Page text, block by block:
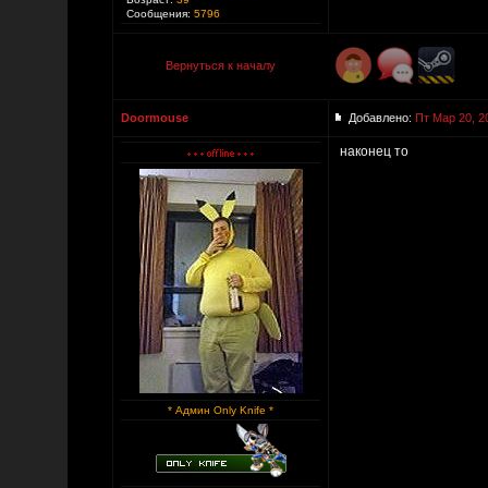
Сообщения: 5796
Вернуться к началу
Doormouse Добавлено: Пт Мар 20,
* Админ Only Knife *
наконец то